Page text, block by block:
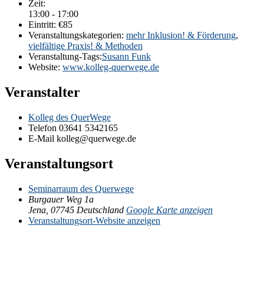
Zeit:
13:00 - 17:00
Eintritt: €85
Veranstaltungskategorien: mehr Inklusion! & Förderung,
vielfältige Praxis! & Methoden
Veranstaltung-Tags:Susann Funk
Website: www.kolleg-querwege.de
Veranstalter
Kolleg des QuerWege
Telefon 03641 5342165
E-Mail kolleg@querwege.de
Veranstaltungsort
Seminarraum des Querwege
Burgauer Weg 1a
Jena 07745 Deutschland Google Karte anzeigen
Veranstaltungsort-Website anzeigen